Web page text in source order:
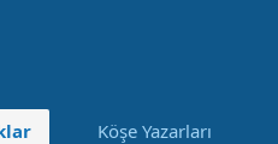
Köşe Yazarları